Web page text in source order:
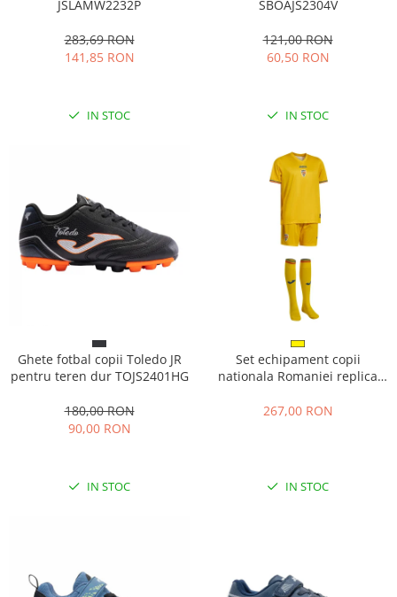
JSLAMW2232P
283,69 RON
141,85 RON
IN STOC
SBOAJS2304V
121,00 RON
60,50 RON
IN STOC
Ghete fotbal copii Toledo JR
pentru teren dur TOJS2401HG
180,00 RON
90,00 RON
IN STOC
Set echipament copii
nationala Romaniei replica
267,00 RON
IN STOC